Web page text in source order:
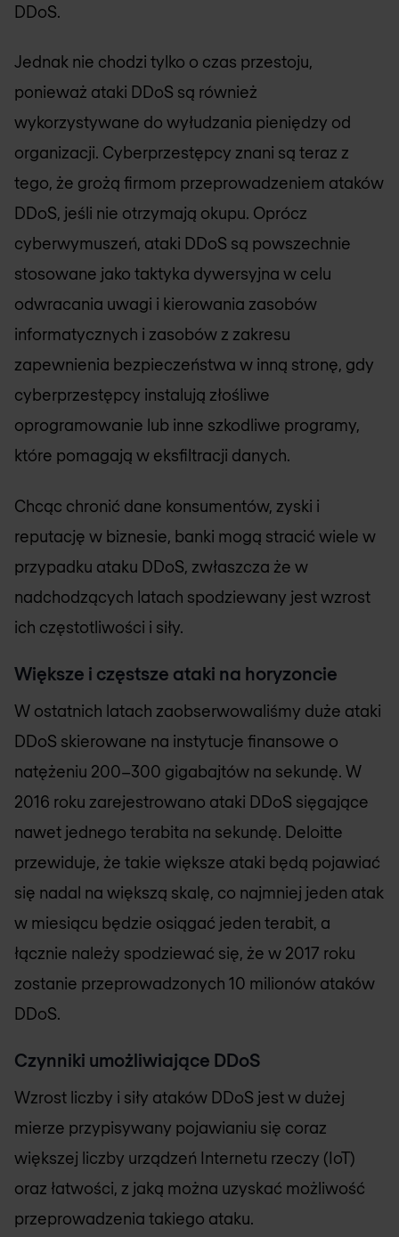
DDoS.
Jednak nie chodzi tylko o czas przestoju,
ponieważ ataki DDoS są również
wykorzystywane do wyłudzania pieniędzy od
organizacji. Cyberprzestępcy znani są teraz z
tego, że grożą firmom przeprowadzeniem ataków
DDoS, jeśli nie otrzymają okupu. Oprócz
cyberwymuszeń, ataki DDoS są powszechnie
stosowane jako taktyka dywersyjna w celu
odwracania uwagi i kierowania zasobów
informatycznych i zasobów z zakresu
zapewnienia bezpieczeństwa w inną stronę, gdy
cyberprzestępcy instalują złośliwe
oprogramowanie lub inne szkodliwe programy,
które pomagają w eksfiltracji danych.
Chcąc chronić dane konsumentów, zyski i
reputację w biznesie, banki mogą stracić wiele w
przypadku ataku DDoS, zwłaszcza że w
nadchodzących latach spodziewany jest wzrost
ich częstotliwości i siły.
Większe i częstsze ataki na horyzoncie
W ostatnich latach zaobserwowaliśmy duże ataki
DDoS skierowane na instytucje finansowe o
natężeniu 200–300 gigabajtów na sekundę. W
2016 roku zarejestrowano ataki DDoS sięgające
nawet jednego terabita na sekundę. Deloitte
przewiduje, że takie większe ataki będą pojawiać
się nadal na większą skalę, co najmniej jeden atak
w miesiącu będzie osiągać jeden terabit, a
łącznie należy spodziewać się, że w 2017 roku
zostanie przeprowadzonych 10 milionów ataków
DDoS.
Czynniki umożliwiające DDoS
Wzrost liczby i siły ataków DDoS jest w dużej
mierze przypisywany pojawianiu się coraz
większej liczby urządzeń Internetu rzeczy (IoT)
oraz łatwości, z jaką można uzyskać możliwość
przeprowadzenia takiego ataku.